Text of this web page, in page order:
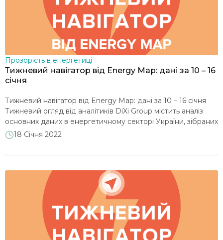
Прозорість в енергетиці
Тижневий навігатор від Energy Map: дані за 10 – 16
січня
Тижневий навігатор від Energy Map: дані за 10 – 16 січня
Тижневий огляд від аналітиків DiXi Group містить аналіз
основних даних в енергетичному секторі України, зібраних
на порталі Energy Map. Тиждень характеризувався
температури. Споживання електроенергії зросло на 10,3%,
в енергоміксі знизилася до […]
18 Січня 2022